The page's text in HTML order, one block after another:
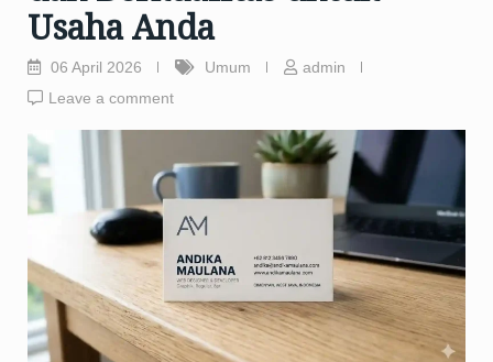
Usaha Anda
06 April 2026 Umum
admin
Leave a comment